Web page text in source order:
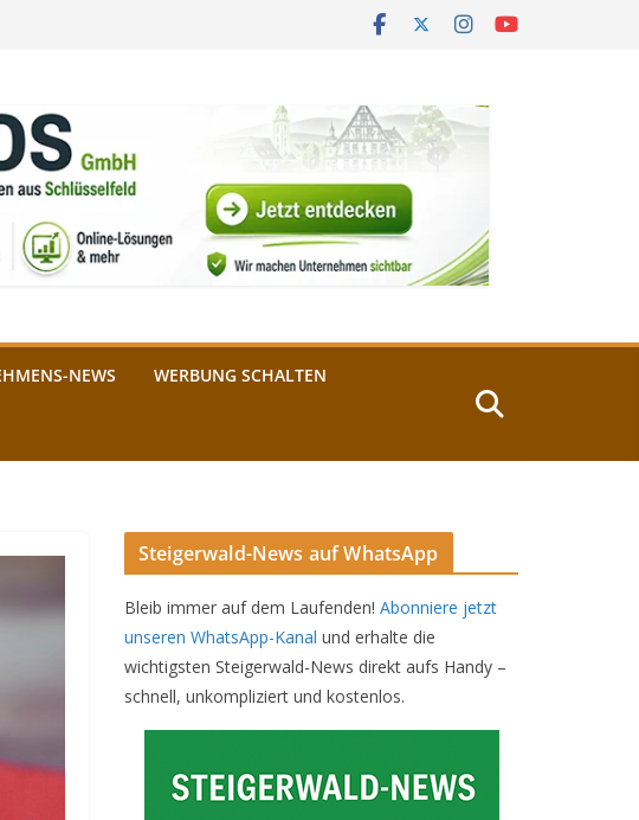
NEWS WERBUNG SCHALTEN
Steigerwald-News auf WhatsApp
Bleib immer auf dem Laufenden! Abonniere jetzt
unseren WhatsApp-Kanal und erhalte die
wichtigsten Steigerwald-News direkt aufs Handy –
schnell, unkompliziert und kostenlos.